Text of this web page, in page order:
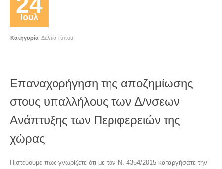
Ιουλ
Κατηγορία Δελτία Τύπου
Επαναχορήγηση της αποζημίωσης
στους υπαλλήλους των Δ/νσεων
Ανάπτυξης των Περιφερειών της
χώρας
Πιστεύουμε πως γνωρίζετε ότι με τον Ν. 4354/2015 καταργήσατε την